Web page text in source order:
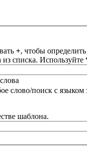
+, чтобы
списка. Используйте
слово/поиск с языком
шаблона.